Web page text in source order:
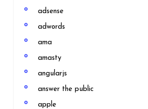
adsense
adwords
ama
amasty
angularjs
answer the public
apple